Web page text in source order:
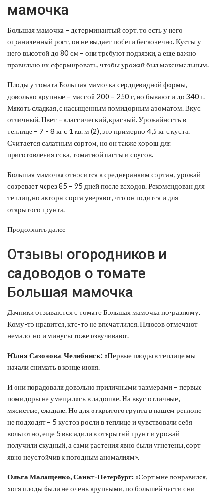
мамочка
Большая мамочка – детерминантый сорт, то есть у него
ограниченный рост, он не выдает побеги бесконечно. Кусты у
него высотой до 80 см – они требуют подвязки, а еще важно
правильно их сформировать, чтобы урожай был максимальным.
Плоды у томата Большая мамочка сердцевидной формы,
довольно крупные – массой 200 – 250 г, но бывают и до 340 г.
Мякоть сладкая, с насыщенным помидорным ароматом. Вкус
отличный. Цвет – классический, красный. Урожайность в
теплице – 7 – 8 кг с 1 кв. м (2), это примерно 4,5 кг с куста.
Считается салатным сортом, но он также хорош для
приготовления сока, томатной пасты и соусов.
Большая мамочка относится к среднеранним сортам, урожай
созревает через 85 – 95 дней после всходов. Рекомендован для
теплиц, но авторы сорта уверяют, что он годится и для
открытого грунта.
Продолжить далее
Отзывы огородников и
садоводов о томате
Большая мамочка
Дачники отзываются о томате Большая мамочка по-разному.
Кому-то нравится, кто-то не впечатлился. Плюсов отмечают
немало, но и минусы тоже озвучивают.
Юлия Сазонова, Челябинск: «Первые плоды в теплице мы
начали снимать в конце июня.
И они порадовали довольно приличными размерами – первые
помидоры не умещались в ладошке. На вкус отличные,
мясистые, сладкие. Но для открытого грунта в нашем регионе
не подходят – 5 кустов росли в теплице и чувствовали себя
вольготно, еще 5 высадили в открытый грунт и урожай
получили скудный, а сами растения явно были угнетены, сорт
явно неустойчив к погодным аномалиям».
Ольга Малащенко, Санкт-Петербург: «Сорт мне понравился,
хотя плоды были не очень крупными, по большей части они